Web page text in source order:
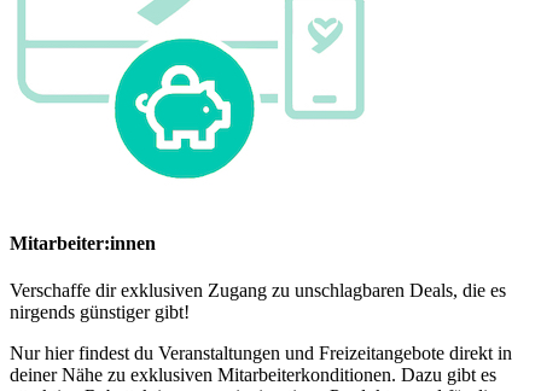
Mitarbeiter:innen
Verschaffe dir exklusiven Zugang zu unschlagbaren Deals, die es
nirgends günstiger gibt!
Nur hier findest du Veranstaltungen und Freizeitangebote direkt in
deiner Nähe zu exklusiven Mitarbeiterkonditionen. Dazu gibt es